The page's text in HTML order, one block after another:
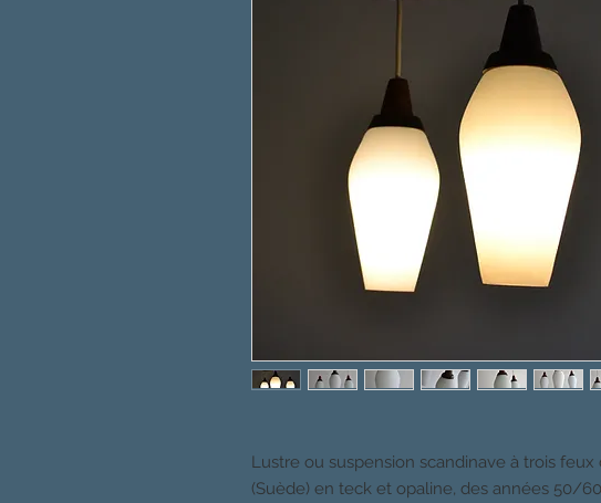
Lustre ou suspension scandinave à trois
(Suède) en teck et opaline, des années 50/